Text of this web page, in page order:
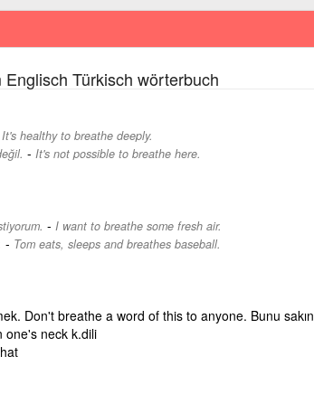
Türkisch wörterbuch
It's healthy to breathe deeply.
- It's not possible to breathe here.
- I want to breathe some fresh air.
- Tom eats, sleeps and breathes baseball.
Don't breathe a word of this to anyone. Bunu sakın
one's neck k.dili